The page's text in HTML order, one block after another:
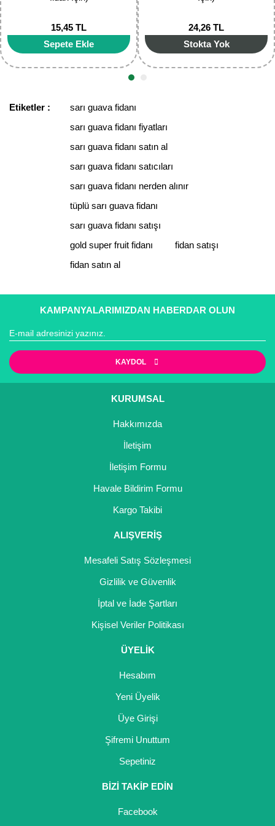
Gönder
15,45 TL
Sepete Ekle
24,26 TL
Stokta Yok
Etiketler :
sarı guava fidanı
sarı guava fidanı fiyatları
sarı guava fidanı satın al
sarı guava fidanı satıcıları
sarı guava fidanı nerden alınır
tüplü sarı guava fidanı
sarı guava fidanı satışı
gold super fruit fidanı
fidan satışı
fidan satın al
KAMPANYALARIMIZDAN HABERDAR OLUN
KAYDOL
KURUMSAL
Hakkımızda
İletişim
İletişim Formu
Havale Bildirim Formu
Kargo Takibi
ALIŞVERİŞ
Mesafeli Satış Sözleşmesi
Gizlilik ve Güvenlik
İptal ve İade Şartları
Kişisel Veriler Politikası
ÜYELİK
Hesabım
Yeni Üyelik
Üye Girişi
Şifremi Unuttum
Sepetiniz
BİZİ TAKİP EDİN
Facebook